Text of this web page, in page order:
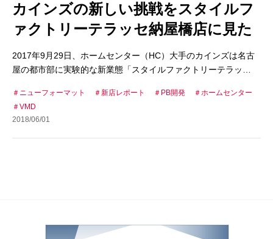
カインズの新しい挑戦をスタイルフ
ァクトリーテラッセ納屋橋店に見た
2017年9月29日、ホームセンター（HC）大手のカインズは名古
屋の都市部に実験的な新業態「スタイルファクトリーテラッ…
ニューフォーマット 新店レポート PB開発
ホームセンター
VMD
2018/06/01